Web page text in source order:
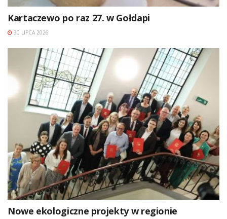
Kartaczewo po raz 27. w Gołdapi
30 LIPCA 2026
Nowe ekologiczne projekty w regionie